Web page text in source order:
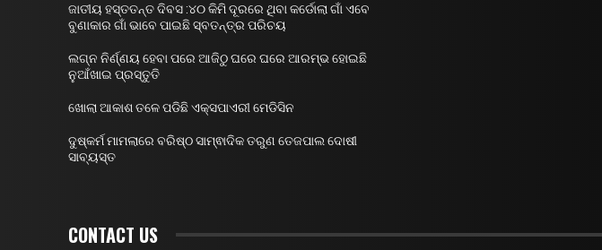
ଜାତୀୟ ହସ୍ତତନ୍ତ ଦିବସ :୪୦ କିମି ଦୂରରେ ଥିବା କର୍ଡୋଲା ଗାଁ ଏବେ
ବୁଣାକାର ଗାଁ ଭାବେ ପାଇଛି ସ୍ବତନ୍ତ୍ର ପରିଚୟ
ଲଗ୍ନ ନିର୍ଣ୍ଣୟ ହେବା ପରେ ଆଜିଠୁ ଘରେ ଘରେ ଆରମ୍ଭ ହୋଇଛି
ନୁଆଁଖାଇ ପ୍ରସ୍ତୁତି
ଖୋଲା ଆକାଶ ତଳେ ପଡିଛି ଏକ୍ସପାଏରୀ ମେଡିସିନ
ଦୁଷ୍କର୍ମ ମାମଲାରେ ବରିଷ୍ଠ ସାମ୍ଵାଦିକ ତରୁଣ ତେଜପାଲ ଦୋଷୀ
ସାବ୍ୟସ୍ତ
CONTACT US